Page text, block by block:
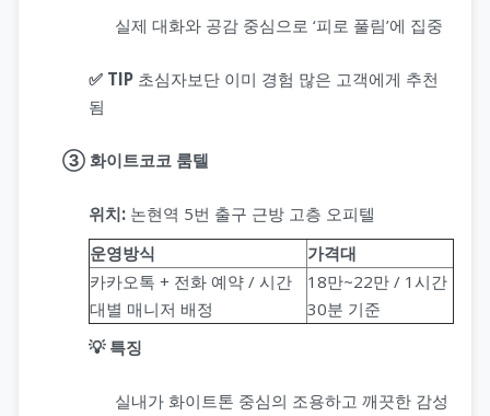
실제 대화와 공감 중심으로 ‘피로 풀림’에 집중
✅ TIP 초심자보단 이미 경험 많은 고객에게 추천
됨
③ 화이트코코 룸텔
위치: 논현역 5번 출구 근방 고층 오피텔
운영방식
가격대
카카오톡 + 전화 예약 / 시간
대별 매니저 배정
18만~22만 / 1시간
30분 기준
💡 특징
실내가 화이트톤 중심의 조용하고 깨끗한 감성